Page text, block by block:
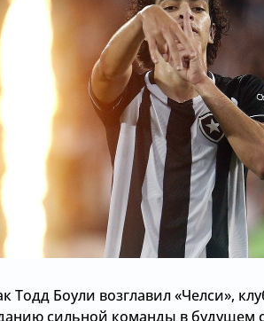
Тодд Боули возглавил «Челси»,
сильной команды в будущем